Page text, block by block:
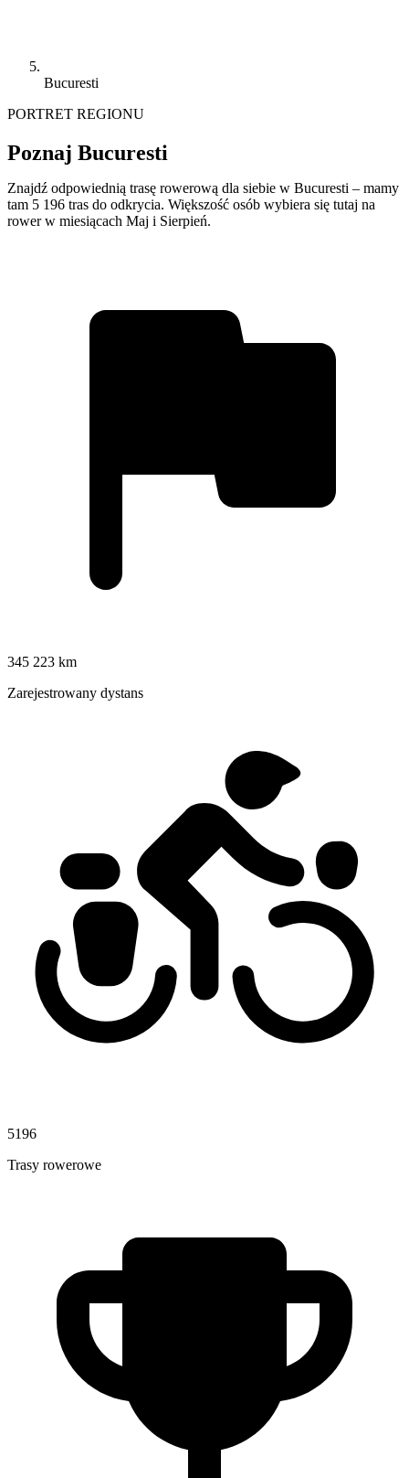
Bucuresti
PORTRET REGIONU
Poznaj Bucuresti
Znajdź odpowiednią trasę rowerową dla siebie w Bucuresti – mamy
tam 5 196 tras do odkrycia. Większość osób wybiera się tutaj na
rower w miesiącach Maj i Sierpień.
345 223 km
Zarejestrowany dystans
5196
Trasy rowerowe